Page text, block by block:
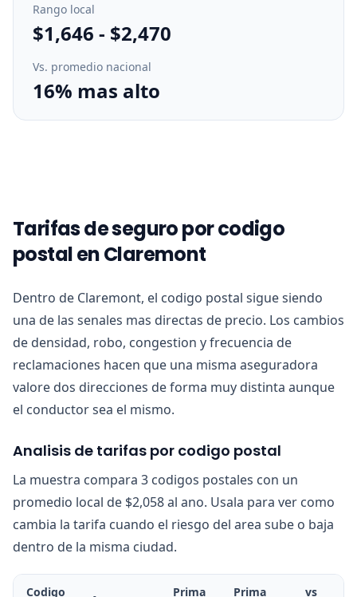
Rango local
$1,646 - $2,470
Vs. promedio nacional
16% mas alto
Tarifas de seguro por codigo
postal en Claremont
Dentro de Claremont, el codigo postal sigue siendo
una de las senales mas directas de precio. Los cambios
de densidad, robo, congestion y frecuencia de
reclamaciones hacen que una misma aseguradora
valore dos direcciones de forma muy distinta aunque
el conductor sea el mismo.
Analisis de tarifas por codigo postal
La muestra compara 3 codigos postales con un
promedio local de $2,058 al ano. Usala para ver como
cambia la tarifa cuando el riesgo del area sube o baja
dentro de la misma ciudad.
Codigo Prima Prima vs